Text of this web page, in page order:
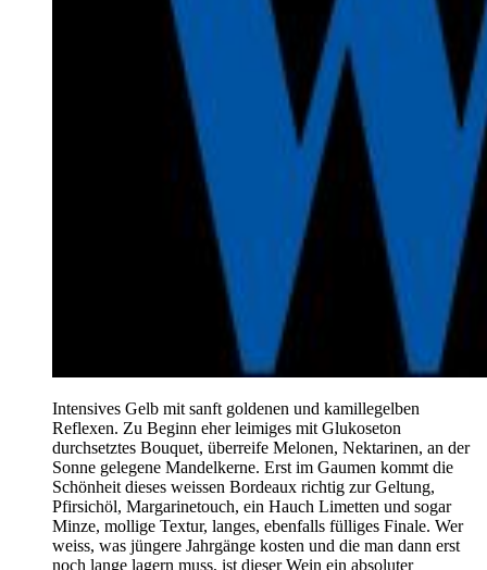
Intensives Gelb mit sanft goldenen und kamillegelben
Reflexen. Zu Beginn eher leimiges mit Glukoseton
durchsetztes Bouquet, überreife Melonen, Nektarinen, an der
Sonne gelegene Mandelkerne. Erst im Gaumen kommt die
Schönheit dieses weissen Bordeaux richtig zur Geltung,
Pfirsichöl, Margarinetouch, ein Hauch Limetten und sogar
Minze, mollige Textur, langes, ebenfalls fülliges Finale. Wer
weiss, was jüngere Jahrgänge kosten und die man dann erst
noch lange lagern muss, ist dieser Wein ein absoluter